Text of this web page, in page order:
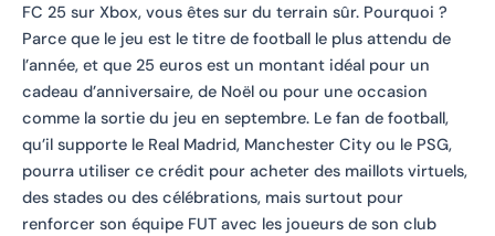
FC 25 sur Xbox, vous êtes sur du terrain sûr. Pourquoi ?
Parce que le jeu est le titre de football le plus attendu de
l’année, et que 25 euros est un montant idéal pour un
cadeau d’anniversaire, de Noël ou pour une occasion
comme la sortie du jeu en septembre. Le fan de football,
qu’il supporte le Real Madrid, Manchester City ou le PSG,
pourra utiliser ce crédit pour acheter des maillots virtuels,
des stades ou des célébrations, mais surtout pour
renforcer son équipe FUT avec les joueurs de son club